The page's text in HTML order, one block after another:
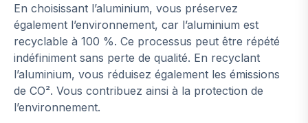
En choisissant l’aluminium, vous préservez
également l’environnement, car l’aluminium est
recyclable à 100 %. Ce processus peut être répété
indéfiniment sans perte de qualité. En recyclant
l’aluminium, vous réduisez également les émissions
de CO². Vous contribuez ainsi à la protection de
l’environnement.